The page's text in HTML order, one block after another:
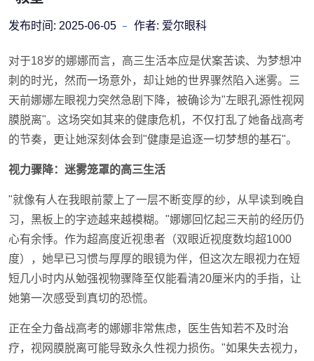
发布时间: 2025-06-05 作者: 爱尔眼科
对于18岁的娜娜而言，高三生活本应是伏案苦读、为梦想冲
刺的时光，然而一场意外，却让她的世界骤然陷入迷雾。三
天前娜娜左眼视力突然急剧下降，被确诊为"左眼孔源性视网
膜脱离"。这场突如其来的健康危机，不仅打乱了她备战高考
的节奏，更让她深刻体会到"健康是追逐一切梦想的基石"。
视力骤降：迷雾笼罩的高三生活
"就像有人在我眼前蒙上了一层不断变厚的纱，从早读到晚自
习，黑板上的字迹越来越模糊。"娜娜回忆起三天前的经历仍
心有余悸。作为超高度近视患者（双眼近视度数均超1000
度），她早已习惯与厚厚的眼镜为伴，但这次左眼视力在短
短几小时内从勉强视物骤降至仅能看清20厘米内的手指，让
她第一次感受到真切的恐慌。
正在全力备战高考的娜娜非常焦虑，医生告知若不及时治
疗，视网膜脱离可能导致永久性视力损伤。"如果失去视力，